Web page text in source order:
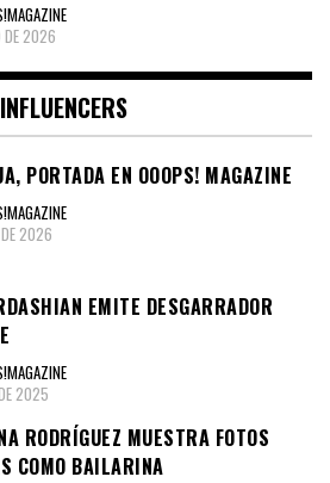
DE 2026
INFLUENCERS
PORTADA EN OOOPS! MAGAZINE
DE 2026
EMITE DESGARRADOR
2025
RODRÍGUEZ MUESTRA FOTOS
COMO BAILARINA